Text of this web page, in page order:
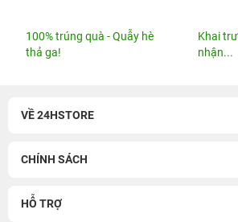
100% trúng quà - Quẫy hè
thả ga!
Khai
nhận...
VỀ 24HSTORE
CHÍNH SÁCH
HỖ TRỢ